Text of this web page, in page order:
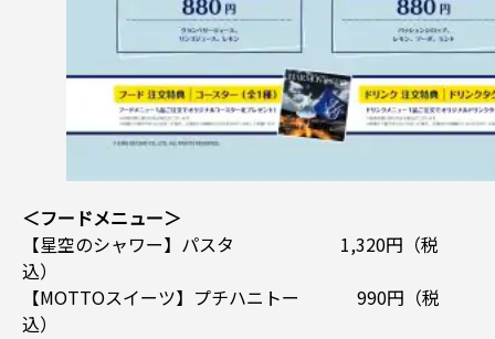
＜フードメニュー＞
【星空のシャワー】パスタ 1,320円（税
込）
【MOTTOスイーツ】プチハニトー 990円（税
込）